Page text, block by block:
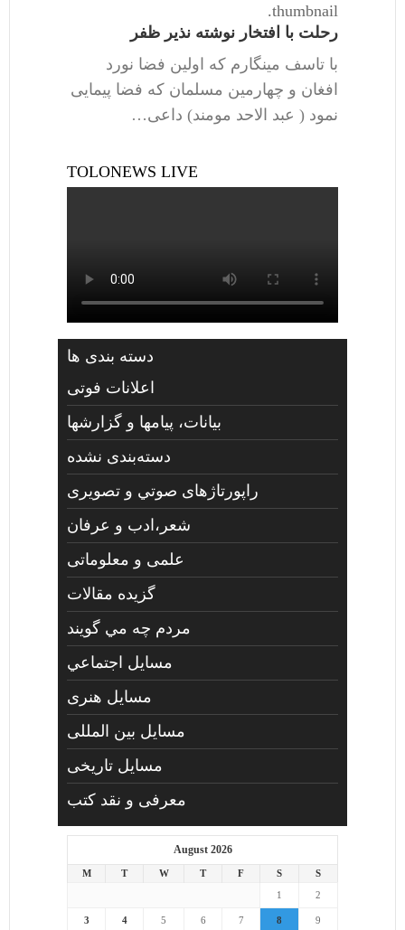
thumbnail.
رحلت با افتخار نوشته نذیر ظفر
با تاسف مینگارم که اولین فضا نورد
افغان و چهارمین مسلمان که فضا پیمایی
نمود ( عبد الاحد مومند) داعی…
TOLONEWS LIVE
دسته بندی ها
اعلانات فوتی
بیانات، پیامها و گزارشها
دسته‌بندی نشده
راپورتاژهای صوتي و تصويری
شعر،ادب و عرفان
علمی و معلوماتی
گزیده مقالات
مردم چه مي گويند
مسايل اجتماعي
مسايل هنری
مسایل بین المللی
مسایل تاریخی
معرفی و نقد کتب
August 2026
M T W T F S
S
1
2
3 4 5 6 7 8 9